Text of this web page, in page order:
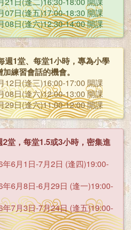
07日(逢五)17:00-18:30 開課
08日(逢六)12:30-14:00 開課
週1堂、每堂1小時，專為小學
練習會話的機會。
12日(逢三)16:00-17:00 開課
08日(逢六)12:00-13:00 開課
29日(逢六)11:00-12:00 開課
2堂，每堂1.5或3小時，密集進
6月1日-7月2日 (逢四)19:00-
6月8日-6月29日 (逢一)19:00-
7月3日-7月24日 (逢五)19:00-